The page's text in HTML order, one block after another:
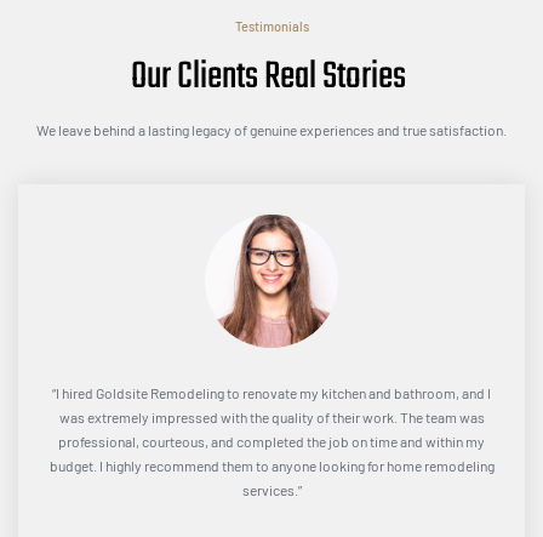
Testimonials
Our Clients Real Stories
We leave behind a lasting legacy of genuine experiences and true satisfaction.
“I hired Goldsite Remodeling to renovate my kitchen and bathroom, and I
was extremely impressed with the quality of their work. The team was
professional, courteous, and completed the job on time and within my
budget. I highly recommend them to anyone looking for home remodeling
services.”